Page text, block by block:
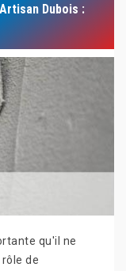
Dubois :
qu'il ne
de